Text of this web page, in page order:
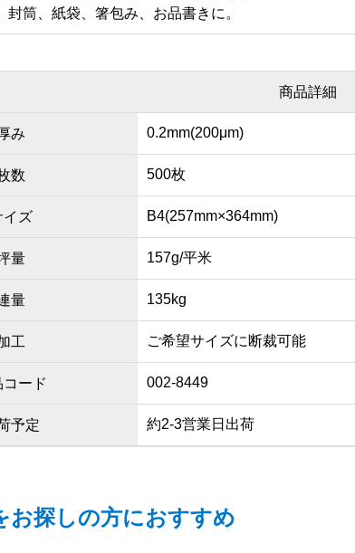
封筒、紙袋、箸包み、お品書きに。
商品詳細
み 0.2mm(200μm)
数 500枚
イズ B4(257mm×364mm)
量 157g/平米
量 135kg
工 ご希望サイズに断裁可能
コード 002-8449
予定 約2-3営業日出荷
お探しの方におすすめ